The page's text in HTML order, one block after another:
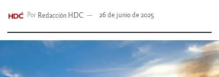
Por Redacción HDC 26 de junio de 2025